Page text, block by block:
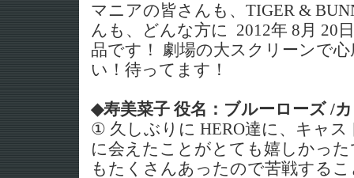
マニアの皆さんも、TIGER &
んも、どんな方に 2012年 8月 20
品です！ 劇場の大スクリーンで
い！待ってます！
◆寿美菜子 役名：ブルーローズ /
① 久しぶりに HERO達に、キャ
に会えたことがとても嬉しかっ
もたくさんあったので苦戦する